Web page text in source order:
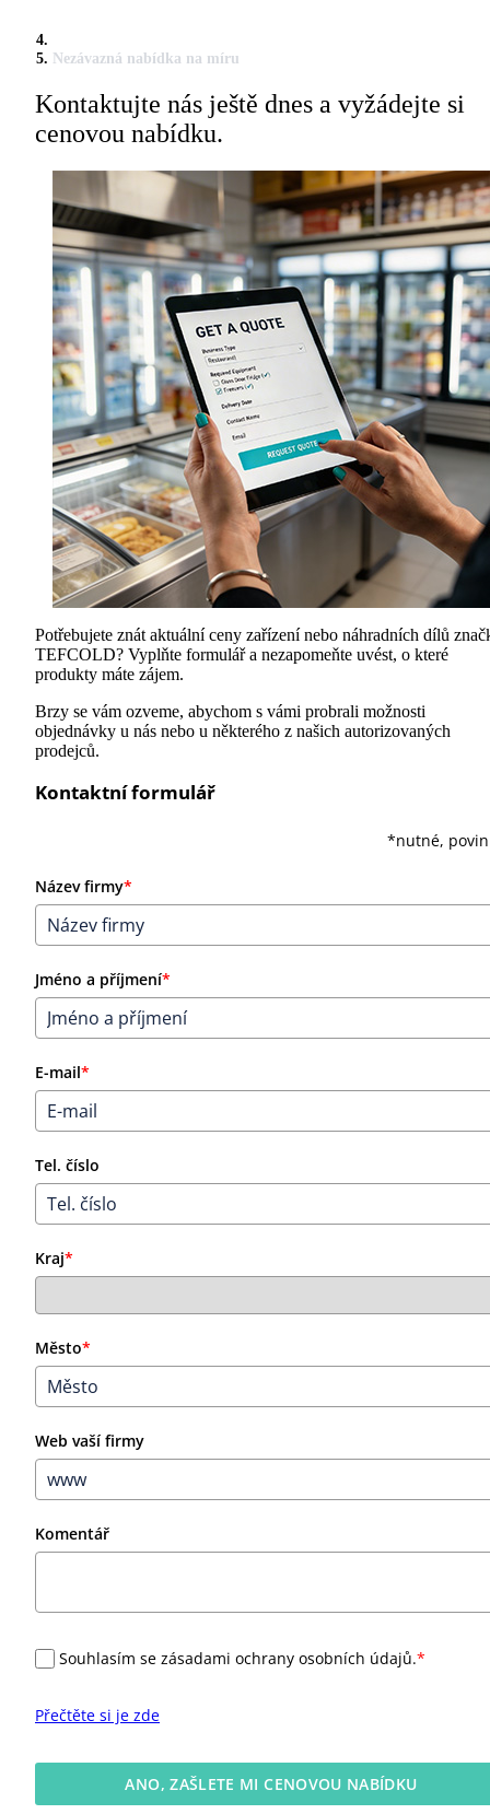
Nezávazná nabídka na míru
Kontaktujte nás ještě dnes a vyžádejte si
cenovou nabídku.
Potřebujete znát aktuální ceny zařízení nebo náhradních dílů
TEFCOLD? Vyplňte formulář a nezapomeňte uvést, o které
produkty máte zájem.
Brzy se vám ozveme, abychom s vámi probrali možnosti
objednávky u nás nebo u některého z našich autorizovaných
prodejců.
Kontaktní formulář
*nutné,
Název firmy*
Jméno a příjmení*
E-mail*
Tel. číslo
Kraj*
Město*
Web vaší firmy
Komentář
Souhlasím se zásadami ochrany osobních údajů.*
Přečtěte si je zde
ANO, ZAŠLETE MI CENOVOU NABÍDKU